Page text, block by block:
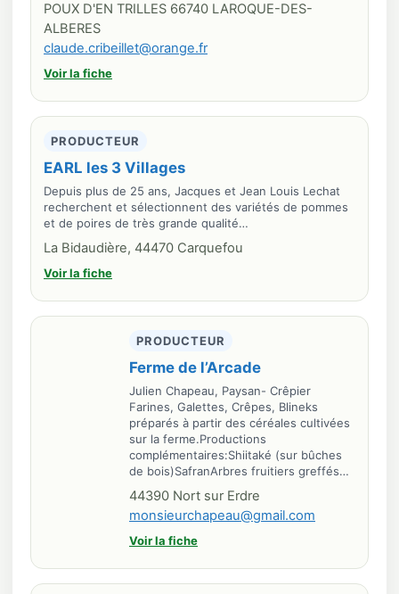
POUX D'EN TRILLES 66740 LAROQUE-DES-
ALBERES
claude.cribeillet@orange.fr
Voir la fiche
PRODUCTEUR
EARL les 3 Villages
Depuis plus de 25 ans, Jacques et Jean Louis Lechat
recherchent et sélectionnent des variétés de pommes
et de poires de très grande qualité…
La Bidaudière, 44470 Carquefou
Voir la fiche
PRODUCTEUR
Ferme de l’Arcade
Julien Chapeau, Paysan- Crêpier
Farines, Galettes, Crêpes, Blineks
préparés à partir des céréales cultivées
sur la ferme.Productions
complémentaires:Shiitaké (sur bûches
de bois)SafranArbres fruitiers greffés…
44390 Nort sur Erdre
monsieurchapeau@gmail.com
Voir la fiche